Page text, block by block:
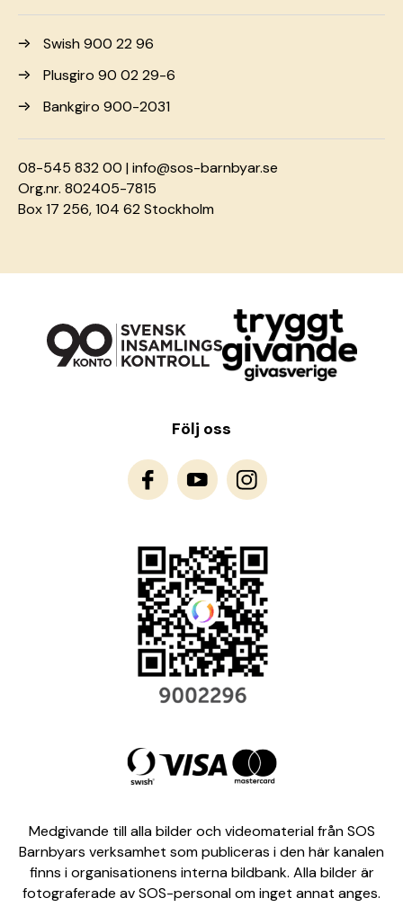
Swish 900 22 96
Plusgiro 90 02 29-6
Bankgiro 900-2031
08-545 832 00 |info@sos-barnbyar.se
Org.nr. 802405-7815
Box 17 256, 104 62 Stockholm
Följ oss
Medgivande till alla bilder och videomaterial från SOS
Barnbyars verksamhet som publiceras i den här kanalen
finns i organisationens interna bildbank. Alla bilder är
fotograferade av SOS-personal om inget annat anges.